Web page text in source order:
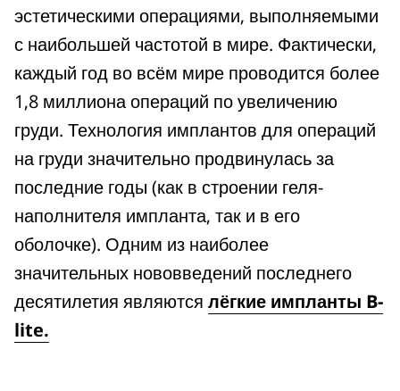
эстетическими операциями, выполняемыми
с наибольшей частотой в мире. Фактически,
каждый год во всём мире проводится более
1,8 миллиона операций по увеличению
груди. Технология имплантов для операций
на груди значительно продвинулась за
последние годы (как в строении геля-
наполнителя импланта, так и в его
оболочке). Одним из наиболее
значительных нововведений последнего
десятилетия являются лёгкие импланты B-
lite.